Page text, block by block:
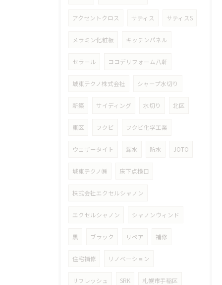
アクセントクロス サティス サティスS
メラミン化粧板 キッチンパネル
セラール ココデリフォーム八軒
城東テクノ株式会社 シャープ水切り
新築 サイディング 水切り 北区
東区 フクビ フクビ化学工業
ウェザータイト 漏水 防水 JOTO
城東テクノ㈱ 床下点検口
株式会社エクセルシャノン
エクセルシャノン シャノンウィンド
黒 ブラック リペア 補修
住宅補修 リノベーション
リフレッシュ SRK 札幌市手稲区